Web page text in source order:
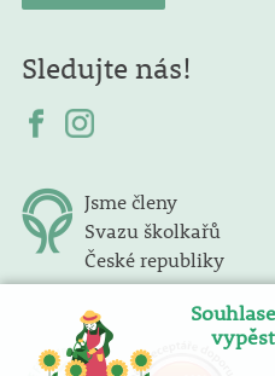
Sledujte nás!
Jsme členy
Svazu školkařů
České republiky